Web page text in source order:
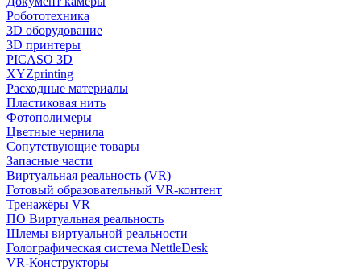
Робототехника
3D оборудование
3D принтеры
PICASO 3D
XYZprinting
Расходные материалы
Пластиковая нить
Фотополимеры
Цветные чернила
Сопутствующие товары
Запасные части
Виртуальная реальность (VR)
Готовый образовательный VR-контент
Тренажёры VR
ПО Виртуальная реальность
Шлемы виртуальной реальности
Голографическая система NettleDesk
VR-Конструкторы